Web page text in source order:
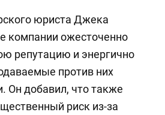
юриста Джека
компании ожесточенно
репутацию и энергично
против них
Он добавил, что также
риск из-за